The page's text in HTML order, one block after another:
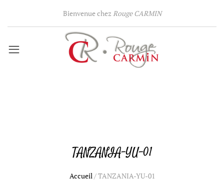
Bienvenue chez Rouge CARMIN
TANZANIA-YU-01
Accueil/TANZANIA-YU-01